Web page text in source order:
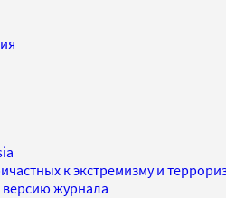
к экстремизму и
журнала